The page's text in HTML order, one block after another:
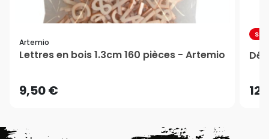
Artemio
Lettres en bois 1.3cm 160 pièces - Artemio
9,50 €